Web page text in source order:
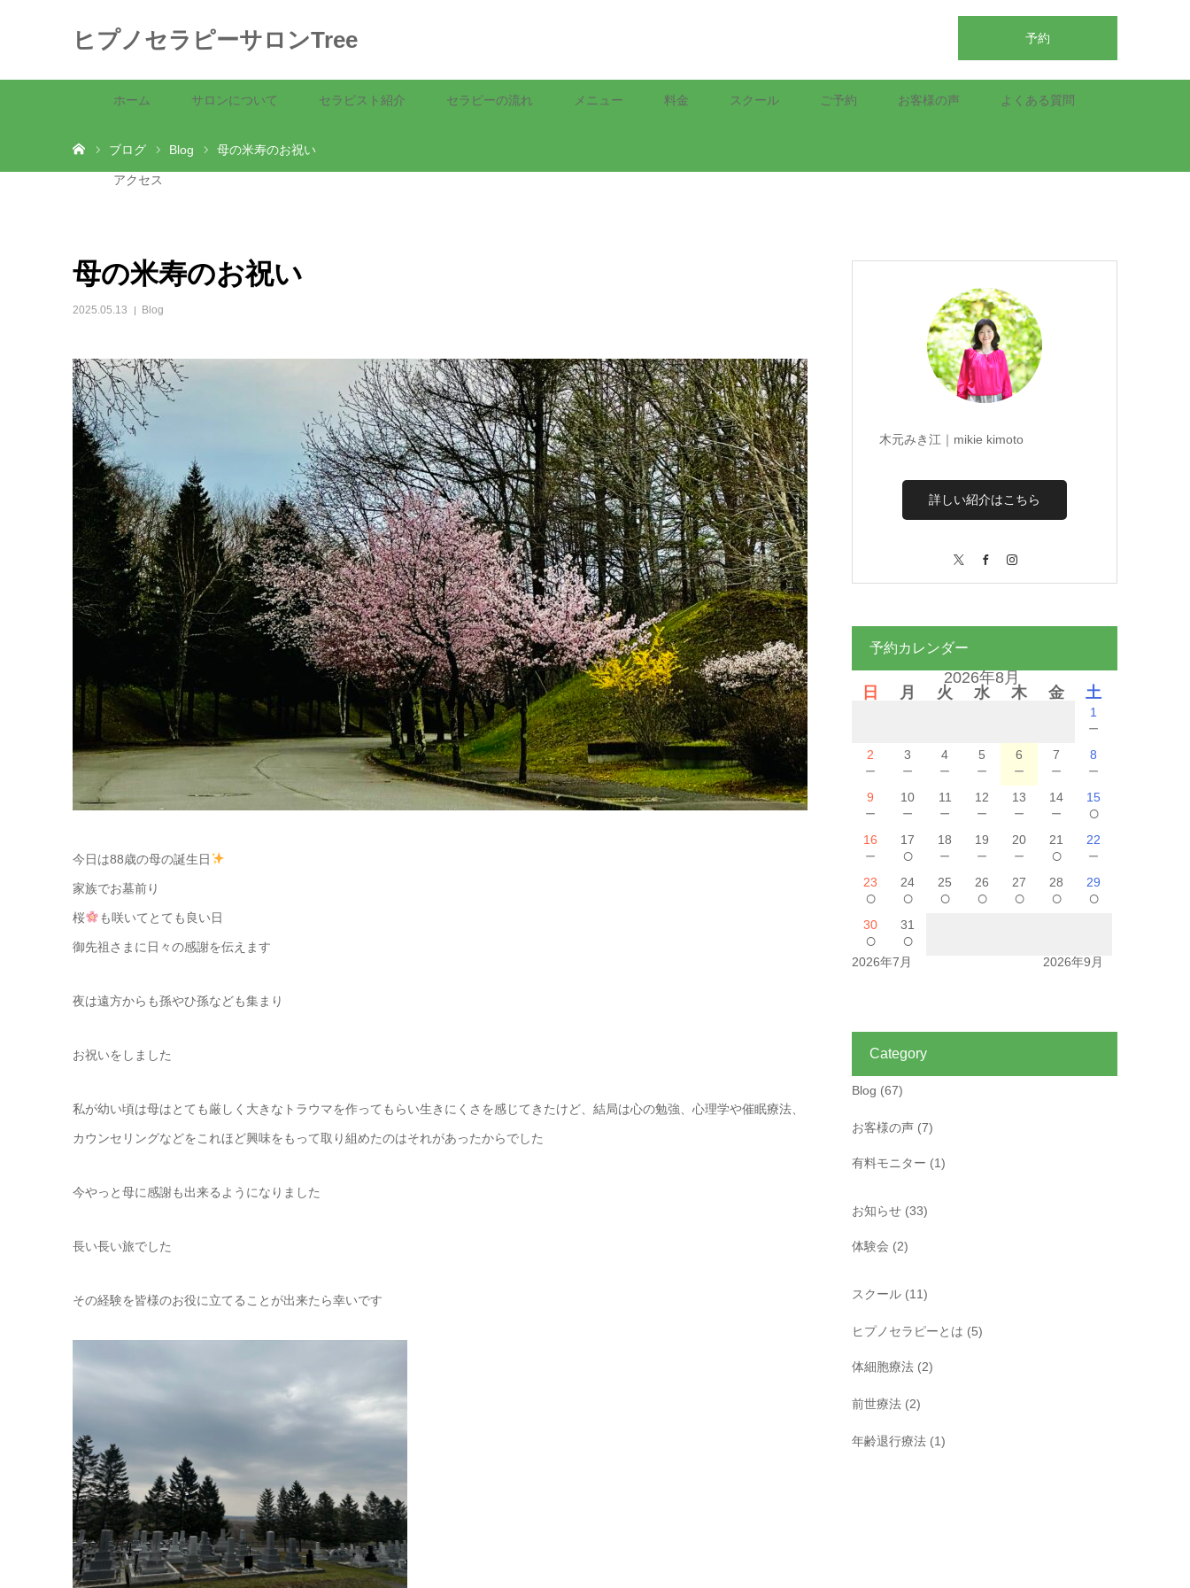
ヒプノセラピーサロンTree 予約
ホーム サロンについて セラピスト紹介 セラピーの流れ メニュー 料金 スクール ご予約 お客様の声 よくある質問
アクセス
ブログ Blog 母の米寿のお祝い
母の米寿のお祝い
2025.05.13 Blog
今日は88歳の母の誕生日
家族でお墓前り
桜 も咲いてとても良い日
御先祖さまに日々の感謝を伝えます
夜は遠方からも孫やひ孫なども集まり
お祝いをしました
私が幼い頃は母はとても厳しく大きなトラウマを作ってもらい生きにくさを感じてきたけど、結局は心の勉強、心理学や催眠療法、
カウンセリングなどをこれほど興味をもって取り組めたのはそれがあったからでした
今やっと母に感謝も出来るようになりました
長い長い旅でした
その経験を皆様のお役に立てることが出来たら幸いです
木元みき江｜mikie kimoto
詳しい紹介はこちら
予約カレンダー
2026年8月
日
月 火 水 木 金 土
1
－
2
－
3
－
4
－
5
－
6
－
7
－
8
－
9
－
10
－
11
－
12
－
13
－
14
－
15
○
16
－
17
○
18
－
19
－
20
－
21
○
22
－
23
○
24
○
25
○
26
○
27
○
28
○
29
○
30
○
31
○
2026年7月 2026年9月
Category
Blog (67)
お客様の声 (7)
有料モニター (1)
お知らせ (33)
体験会 (2)
スクール (11)
ヒプノセラピーとは (5)
体細胞療法 (2)
前世療法 (2)
年齢退行療法 (1)